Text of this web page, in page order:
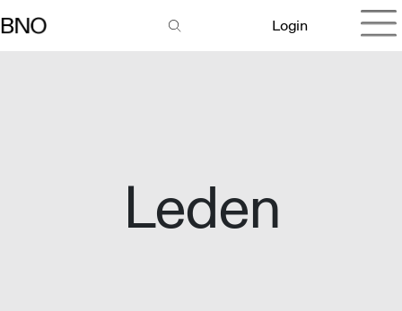
Login
Leden